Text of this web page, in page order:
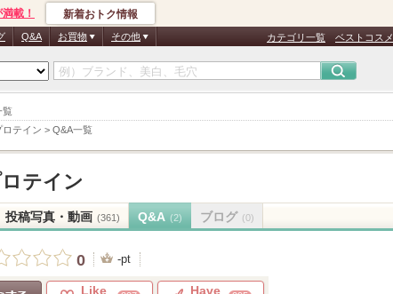
覧
ロテイン > Q&A一覧
載！ 新着おトク情報
Q&A お買物 その他 カテゴリ一覧 ベストコスメ
テイン
投稿写真・動画 (361) Q&A (2) ブログ (0)
0 -pt
Like Have